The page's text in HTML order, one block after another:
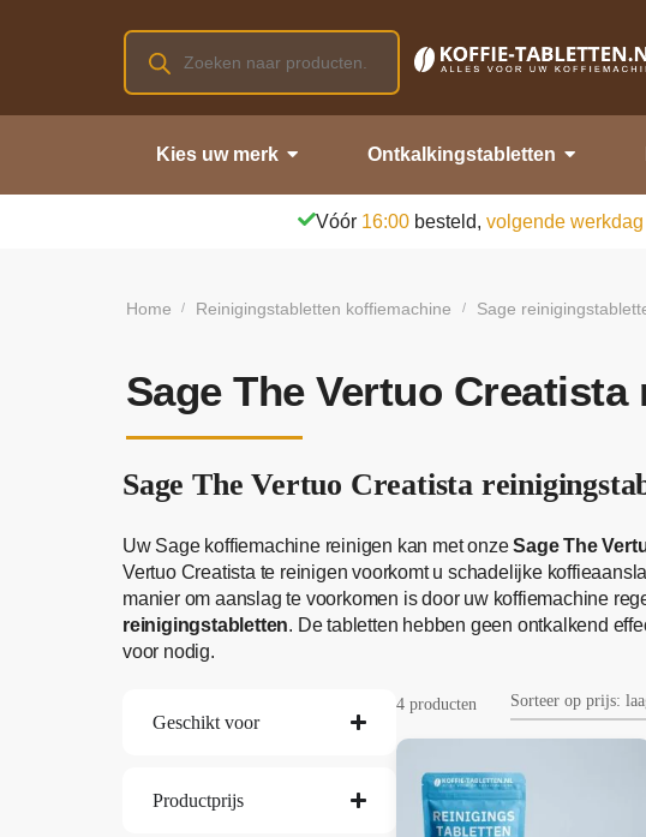
Kies uw merk Ontkalkingstabletten
Vóór 16:00 besteld, volgende werkdag
Home / Reinigingstabletten koffiemachine / Sage
Sage The Vertuo
Sage The Vertuo Creatista
Uw Sage koffiemachine reinigen kan met onzeSage The
Vertuo Creatista te reinigen voorkomt u schadelijke
manier om aanslag te voorkomen is door uw koffiemachine
reinigingstabletten. De tabletten hebben geen ontkalkend
voor nodig.
Geschikt voor
Productprijs
4 producten